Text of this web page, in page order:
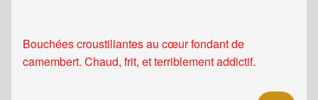
Bouchées croustillantes au cœur fondant de
camembert. Chaud, frit, et terriblement addictif.